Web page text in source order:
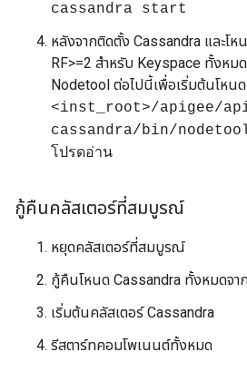
cassandra start
หลังจากติดตั้ง Cassandra และโห
RF>=2 สำหรับ Keyspace ทั้งหมด
Nodetool ต่อไปนี้เพื่อเริ่มต้นโหนด
<inst_root>/apigee/
cassandra/bin/
โปรดอ่าน
กู้คืนคลัสเตอร์ที่สมบูรณ์
หยุดคลัสเตอร์ที่สมบูรณ์
กู้คืนโหนด Cassandra ทั้งหมดจา
เริ่มต้นคลัสเตอร์ Cassandra
รีสตาร์ทคอมโพเนนต์ทั้งหมด